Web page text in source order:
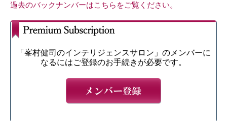
過去のバックナンバーはこちらをご覧ください。
「峯村健司のインテリジェンスサロン」のメンバーに
なるにはご登録のお手続きが必要です。